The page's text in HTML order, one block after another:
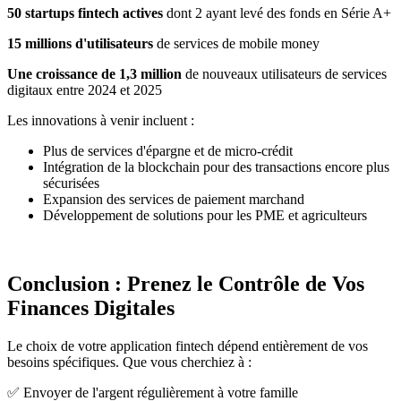
50 startups fintech actives dont 2 ayant levé des fonds en Série A+
15 millions d'utilisateurs de services de mobile money
Une croissance de 1,3 million de nouveaux utilisateurs de services
digitaux entre 2024 et 2025
Les innovations à venir incluent :
Plus de services d'épargne et de micro-crédit
Intégration de la blockchain pour des transactions encore plus
sécurisées
Expansion des services de paiement marchand
Développement de solutions pour les PME et agriculteurs
Conclusion : Prenez le Contrôle de Vos
Finances Digitales
Le choix de votre application fintech dépend entièrement de vos
besoins spécifiques. Que vous cherchiez à :
✅ Envoyer de l'argent régulièrement à votre famille